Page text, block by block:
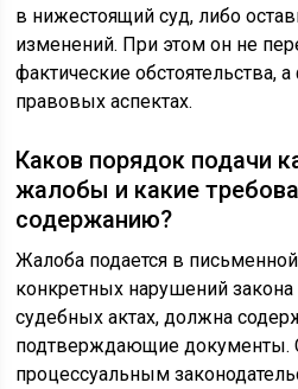
в нижестоящий суд, либо
изменений. При этом он не
фактические обстоятельства,
правовых аспектах.
Каков порядок подачи
жалобы и какие
содержанию?
Жалоба подается в
конкретных нарушений
судебных актах, должна
подтверждающие документы.
процессуальным